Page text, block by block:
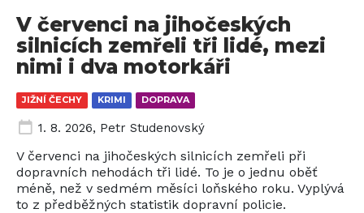
JIŽNÍ ČECHY KRIMI DOPRAVA
V červenci na jihočeských
silnicích zemřeli tři lidé, mezi
nimi i dva motorkáři
1. 8. 2026, Petr Studenovský
V červenci na jihočeských silnicích zemřeli při
dopravních nehodách tři lidé. To je o jednu oběť
méně, než v sedmém měsíci loňského roku. Vyplývá
to z předběžných statistik dopravní policie.